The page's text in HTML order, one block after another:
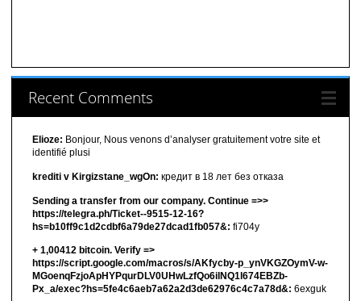
Recent Comments
Elioze: Bonjour, Nous venons d’analyser gratuitement votre site et
identifié plusi
krediti v Kirgizstane_wgOn: кредит в 18 лет без отказа
Sending a transfer from our company. Continue =>>
https://telegra.ph/Ticket--9515-12-16?
hs=b10ff9c1d2cdbf6a79de27dcad1fb057&: fi704y
+ 1,00412 bitсоin. Verify =>
https://script.google.com/macros/s/AKfycby-p_ynVKGZOymV-w-
MGoenqFzjoApHYPqurDLV0UHwLzfQo6ilNQ1l674EBZb-
Px_a/exec?hs=5fe4c6aeb7a62a2d3de62976c4c7a78d&: 6exguk